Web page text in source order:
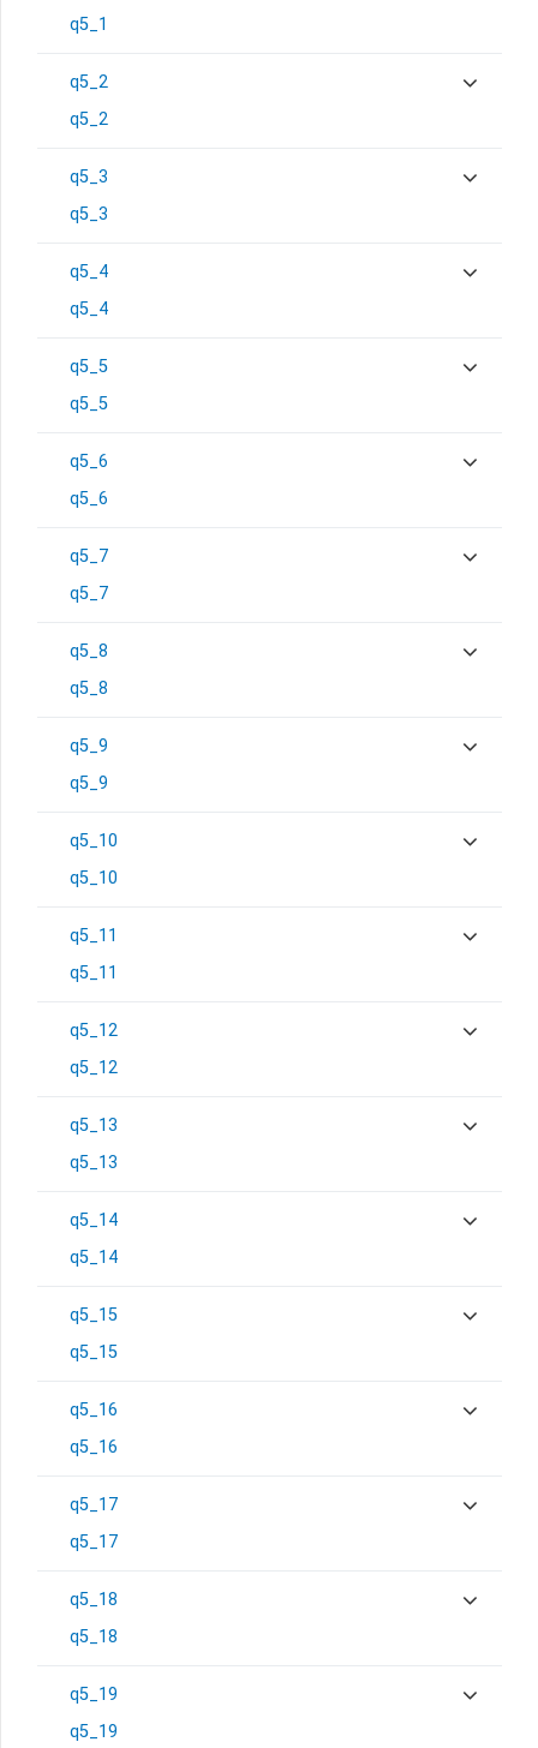
q5_1
q5_2
q5_2
q5_3
q5_3
q5_4
q5_4
q5_5
q5_5
q5_6
q5_6
q5_7
q5_7
q5_8
q5_8
q5_9
q5_9
q5_10
q5_10
q5_11
q5_11
q5_12
q5_12
q5_13
q5_13
q5_14
q5_14
q5_15
q5_15
q5_16
q5_16
q5_17
q5_17
q5_18
q5_18
q5_19
q5_19